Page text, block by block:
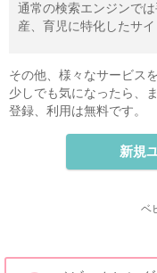
通常の検索エンジンで
産、育児に特化したサイ
その他、様々なサービス
少しでも気になったら、
登録、利用は無料です。
新規
ベ